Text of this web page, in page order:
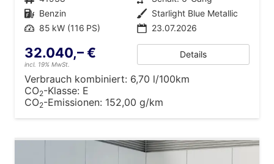
Kraftstoff Benzin Außenfarbe Starlight Blue Metallic
Leistung 85 kW (116 PS) 23.07.2026
32.040,– €
incl. 19% MwSt.
Details
Verbrauch kombiniert: 6,70 l/100km
CO2-Klasse: E
CO2-Emissionen: 152,00 g/km